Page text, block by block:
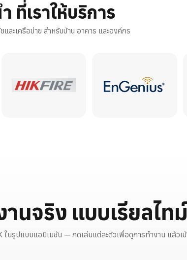
ที่เราให้บริการ
ละเครือข่าย สำหรับบ้าน อาคาร และองค์กร
นจริง แบบเรียลไทม์
นรูปแบบแอนิเมชัน — กดเล่นแต่ละตัวเพื่อดูการทำงาน แล้วเ
มกัน
LoRa Wireless FAS
ไกล 1.5 กม. รองรับ 128 อุปกรณ์
บัตร